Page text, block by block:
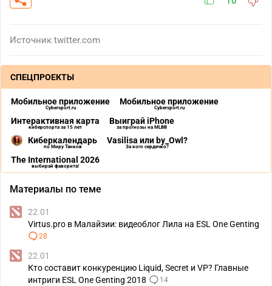
Источник twitter.com
СПЕЦПРОЕКТЫ
Мобильное приложение
Cybersport.ru
Мобильное приложение
Cybersport.ru
Интерактивная карта
киберспорта за 15 лет
Выиграй iPhone
за прогнозы на MLBB
Киберкалендарь
по Миру Танков
Vasilisa или by_Owl?
За кого сердечко?
The International 2026
выбирай фаворита!
Материалы по теме
22.01
Virtus.pro в Малайзии: видеоблог Лила на ESL One Genting
28
22.01
Кто составит конкуренцию Liquid, Secret и VP? Главные
интриги ESL One Genting 2018
14